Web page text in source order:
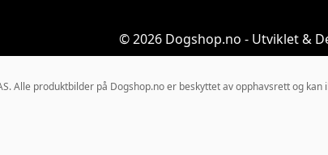
© 2026 Dogshop.no - Utviklet &
Alle produktbilder på Dogshop.no er beskyttet av opphavsrett og